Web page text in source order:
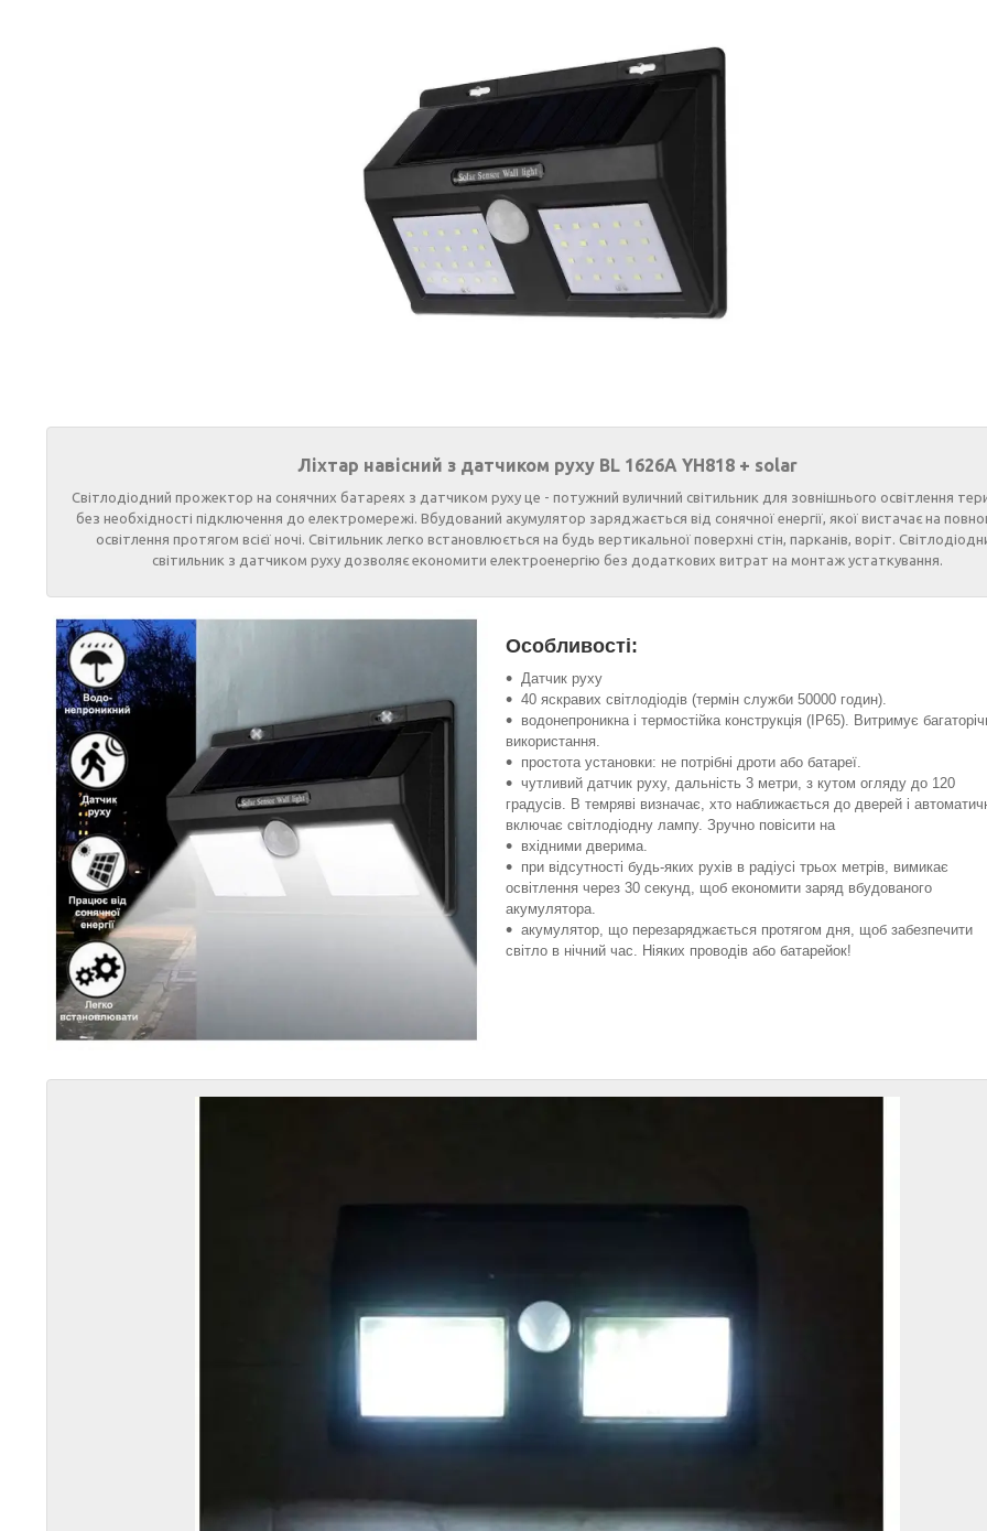
Ліхтар навісний з датчиком руху BL 1626A YH818 + solar
Світлодіодний прожектор на сонячних батареях з датчиком руху це - потужний вуличний світильник для зовнішнього освітлення
без необхідності підключення до електромережі. Вбудований акумулятор заряджається від сонячної енергії, якої вистачає на
освітлення протягом всієї ночі. Світильник легко встановлюється на будь вертикальної поверхні стін, парканів, воріт.
світильник з датчиком руху дозволяє економити електроенергію без додаткових витрат на монтаж устаткування.
Особливості:
Датчик руху
40 яскравих світлодіодів (термін служби 50000 годин).
водонепроникна і термостійка конструкція (IP65). Витримує
використання.
простота установки: не потрібні дроти або батареї.
чутливий датчик руху, дальність 3 метри, з кутом огляду до 120
градусів. В темряві визначає, хто наближається до дверей і
включає світлодіодну лампу. Зручно повісити на
вхідними дверима.
при відсутності будь-яких рухів в радіусі трьох метрів, вимикає
освітлення через 30 секунд, щоб економити заряд вбудованого
акумулятора.
акумулятор, що перезаряджається протягом дня, щоб забезпечити
світло в нічний час. Ніяких проводів або батарейок!